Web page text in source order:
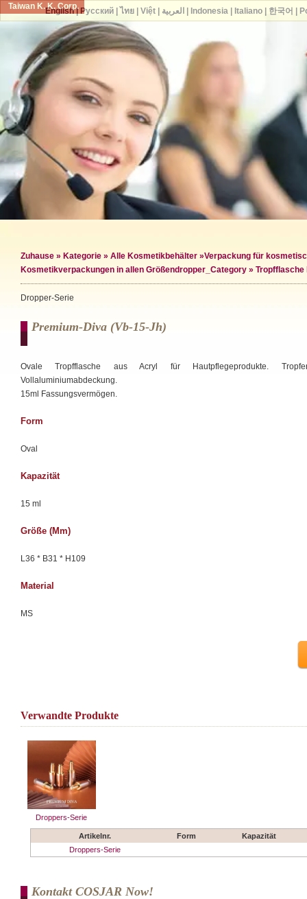
Taiwan K. K. Corp.
Zuhause » Kategorie » Alle Kosmetikbehälter »Verpackung für
Kosmetikverpackungen in allen Größendropper_Category » Tropfflasche
Dropper-Serie
Premium-Diva (vb-15-Jh)
Ovale Tropfflasche aus Acryl für Hautpflegeprodukte.
Vollaluminiumabdeckung.
15ml Fassungsvermögen.
Form
Oval
Kapazität
15 ml
Größe (mm)
L36 * B31 * H109
Material
MS
Verwandte Produkte
Droppers-Serie
Artikelnr. Form
Kapazität
Droppers-Serie
Kontakt COSJAR Now!
English| Русский| ไทย| Việt| العربية Indonesia| Italiano| 한국어